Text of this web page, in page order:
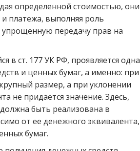
определенной стоимостью, они
платежа, выполняя роль
передачу прав на
в ст. 177 УК РФ, проявляется одна
и ценных бумаг, а именно: при
размер, а при уклонении
не придается значение. Здесь,
быть реализована в
от ее денежного эквивалента,
бумаг.